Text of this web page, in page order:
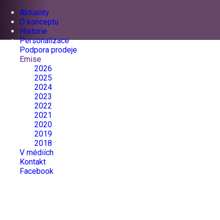
Aktuality
O konceptu
Historie
Personalizace
Podpora prodeje
Emise
2026
2025
2024
2023
2022
2021
2020
2019
2018
V médiích
Kontakt
Facebook